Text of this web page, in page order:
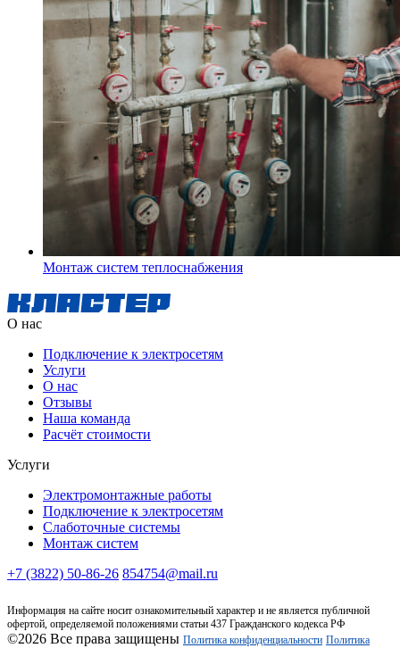
Монтаж систем теплоснабжения
О нас
Подключение к электросетям
Услуги
О нас
Отзывы
Наша команда
Расчёт стоимости
Услуги
Электромонтажные работы
Подключение к электросетям
Слаботочные системы
Монтаж систем
+7 (3822) 50-86-26 854754@mail.ru
Информация на сайте носит ознакомительный характер и не является публичной
офертой, определяемой положениями статьи 437 Гражданского кодекса РФ
©2026 Все права защищены Политика конфиденциальности Политика